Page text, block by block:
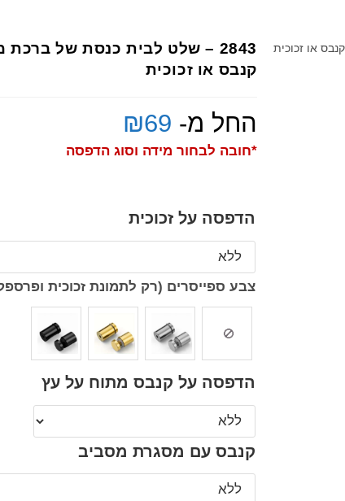
2843 – שלט לבית כנסת של
קנבס או זכוכית
החל מ- ₪69
*חובה לבחור מידה וסוג הדפסה
הדפסה על זכוכית
צבע ספייסרים (רק לתמונת זכוכית
הדפסה על קנבס מתוח על עץ
קנבס עם מסגרת מסביב